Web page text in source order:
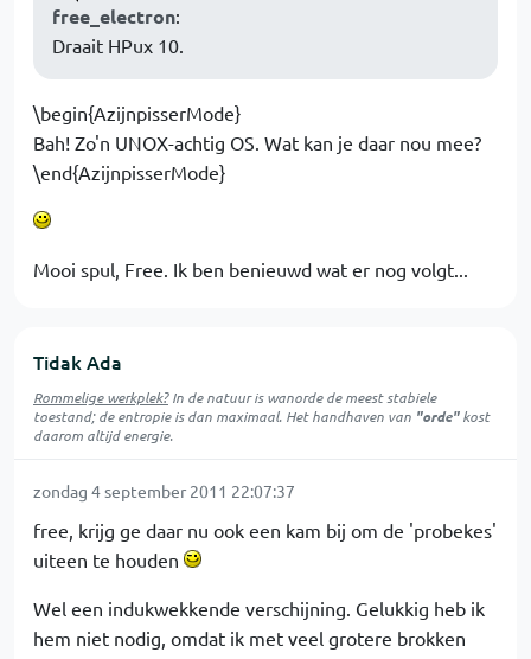
free_electron:
Draait HPux 10.
\begin{AzijnpisserMode}
Bah! Zo'n UNOX-achtig OS. Wat kan je daar nou mee?
\end{AzijnpisserMode}
Mooi spul, Free. Ik ben benieuwd wat er nog volgt...
Tidak Ada
Rommelige werkplek?In de natuur iswanordede meest stabiele
toestand; de entropie is dan maximaal. Het handhaven van "orde"kost
daarom altijd energie.
zondag 4 september 2011 22:07:37
free, krijg ge daar nu ook een kam bij om de 'probekes'
uiteen te houden
Wel een indukwekkende verschijning. Gelukkig heb ik
hem niet nodig, omdat ik met veel grotere brokken